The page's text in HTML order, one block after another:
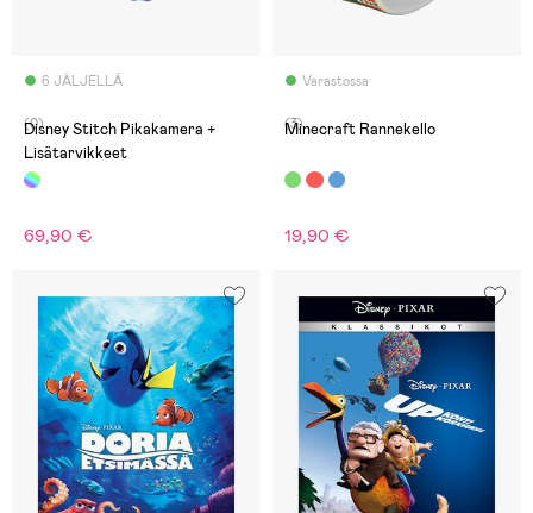
6 JÄLJELLÄ
(0)
Disney Stitch Pikakamera +
Lisätarvikkeet
69,90 €
Varastossa
(3)
Minecraft Rannekello
19,90 €